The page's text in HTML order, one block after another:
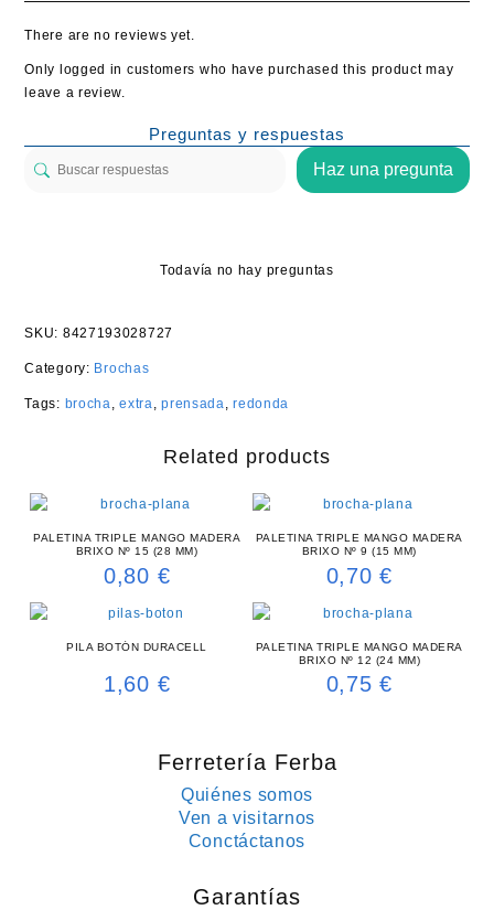
There are no reviews yet.
Only logged in customers who have purchased this product may
leave a review.
Preguntas y respuestas
Haz una pregunta
Todavía no hay preguntas
SKU: 8427193028727
Category: Brochas
Tags: brocha,extra,prensada,redonda
Related products
PALETINA TRIPLE MANGO MADERA
BRIXO Nº 15 (28 MM)
0,80 €
PALETINA TRIPLE MANGO MADERA
BRIXO Nº 9 (15 MM)
0,70€
PILA BOTÓN DURACELL
1,60 €
PALETINA TRIPLE MANGO MADERA
BRIXO Nº 12 (24 MM)
0,75€
Ferretería Ferba
Quiénes somos
Ven a visitarnos
Conctáctanos
Garantías